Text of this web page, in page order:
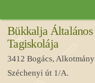
a
tartalomra
Bükkalja Általános
Tagiskolája
3412 Bogács,
Széchenyi út 1/A.